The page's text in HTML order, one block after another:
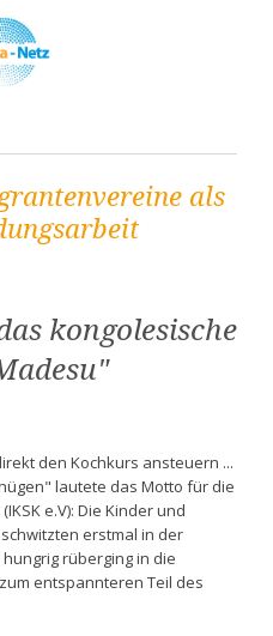
als
kongolesische
den Kochkurs ansteuern ...
lautete das Motto für die
(IKSK e.V): Die Kinder und
erstmal in der
rüberging in die
entspannteren Teil des